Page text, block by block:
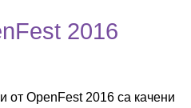
2016
от OpenFest 2016 са качени